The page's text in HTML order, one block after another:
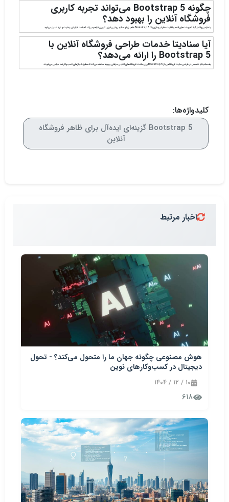
چگونه Bootstrap 5 می‌تواند تجربه کاربری
فروشگاه آنلاین را بهبود دهد؟
با طراحی واکنش‌گرا، کامپوننت‌های آماده و قابلیت سفارشی‌سازی بالا، Bootstrap 5 ظاهر زیبا و عملکرد روانی را برای کاربران فراهم می‌کند که باعث افزایش رضایت و نرخ تبدیل می‌شود.
آیا سنادیتا خدمات طراحی فروشگاه آنلاین با
Bootstrap 5 را ارائه می‌دهد؟
بله، سنادیتا با تخصص در طراحی سایت فروشگاهی، از Bootstrap 5 برای ساخت فروشگاه‌های آنلاین حرفه‌ای و بهینه استفاده می‌کند که مطابق با نیازهای کسب‌وکار شما طراحی می‌شوند.
کلیدواژه‌ها:
Bootstrap 5 گزینه‌ای ایده‌آل برای ظاهر فروشگاه
آنلاین
اخبار مرتبط
هوش مصنوعی چگونه جهان ما را متحول می‌کند؟ - تحول
دیجیتال در کسب‌وکارهای نوین
۱۰ / ۱۲ / ۱۴۰۴
۶۱۸